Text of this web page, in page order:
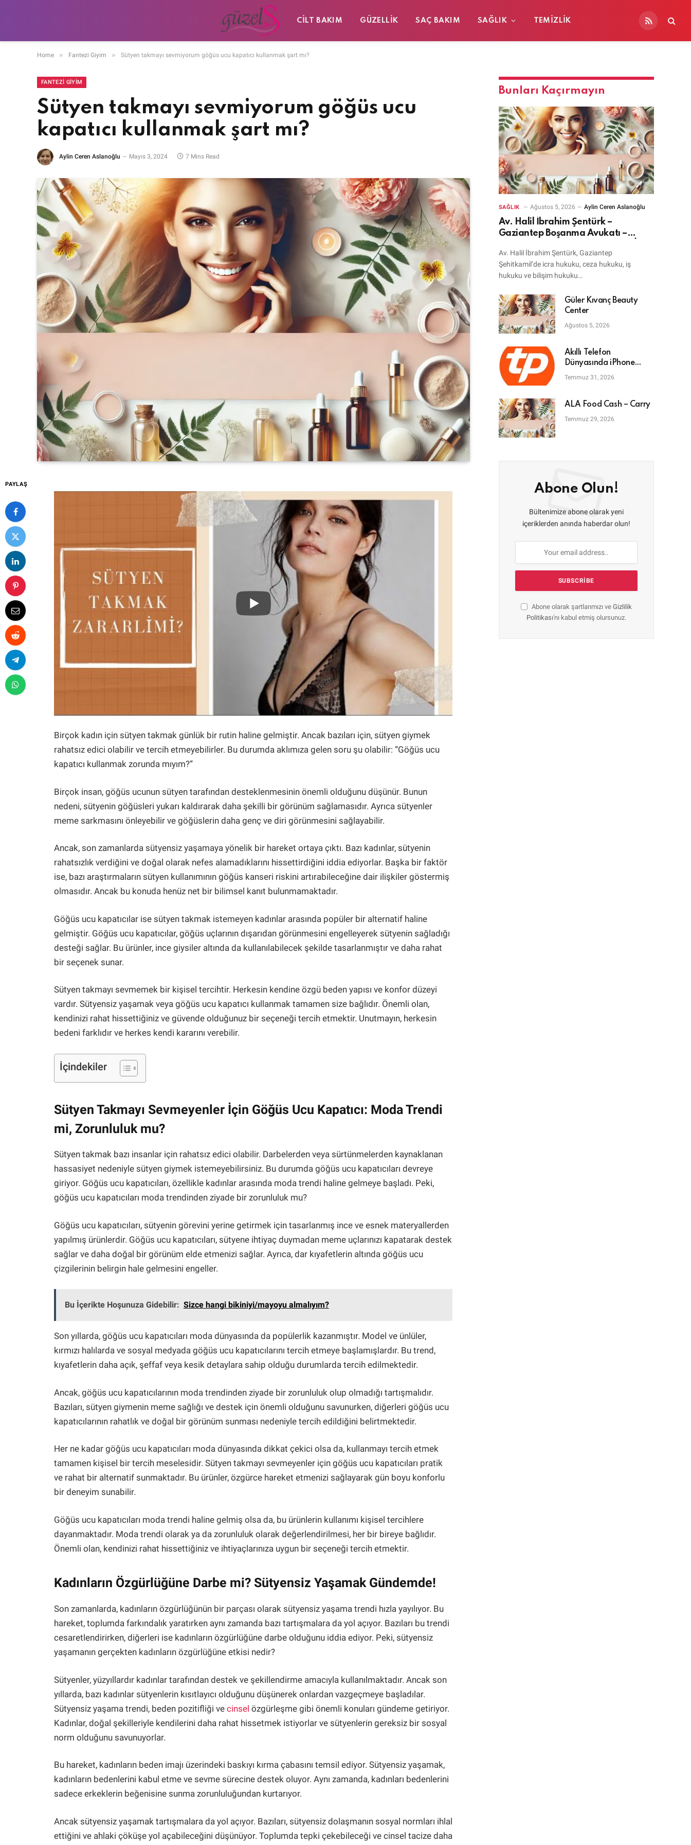
CILT BAKIM GÜZELLIK SAÇ BAKIM SAĞLIK TEMIZLIK
RSS
Home » Fantezi Giyim » Sütyen takmayı sevmiyorum göğüs ucu kapatıcı kullanmak şart mı?
FANTEZI GIYIM
Sütyen takmayı sevmiyorum göğüs ucu
kapatıcı kullanmak şart mı?
Aylin Ceren Aslanoğlu Mayıs 3, 2024 7 Mins Read
PAYLAŞ
Birçok kadın için sütyen takmak günlük bir rutin haline gelmiştir. Ancak bazıları için, sütyen giymek
rahatsız edici olabilir ve tercih etmeyebilirler. Bu durumda aklımıza gelen soru şu olabilir: “Göğüs ucu
kapatıcı kullanmak zorunda mıyım?”
Birçok insan, göğüs ucunun sütyen tarafından desteklenmesinin önemli olduğunu düşünür. Bunun
nedeni, sütyenin göğüsleri yukarı kaldırarak daha şekilli bir görünüm sağlamasıdır. Ayrıca sütyenler
meme sarkmasını önleyebilir ve göğüslerin daha genç ve diri görünmesini sağlayabilir.
Ancak, son zamanlarda sütyensiz yaşamaya yönelik bir hareket ortaya çıktı. Bazı kadınlar, sütyenin
rahatsızlık verdiğini ve doğal olarak nefes alamadıklarını hissettirdiğini iddia ediyorlar. Başka bir faktör
ise, bazı araştırmaların sütyen kullanımının göğüs kanseri riskini artırabileceğine dair ilişkiler göstermiş
olmasıdır. Ancak bu konuda henüz net bir bilimsel kanıt bulunmamaktadır.
Göğüs ucu kapatıcılar ise sütyen takmak istemeyen kadınlar arasında popüler bir alternatif haline
gelmiştir. Göğüs ucu kapatıcılar, göğüs uçlarının dışarıdan görünmesini engelleyerek sütyenin sağladığı
desteği sağlar. Bu ürünler, ince giysiler altında da kullanılabilecek şekilde tasarlanmıştır ve daha rahat
bir seçenek sunar.
Sütyen takmayı sevmemek bir kişisel tercihtir. Herkesin kendine özgü beden yapısı ve konfor düzeyi
vardır. Sütyensiz yaşamak veya göğüs ucu kapatıcı kullanmak tamamen size bağlıdır. Önemli olan,
kendinizi rahat hissettiğiniz ve güvende olduğunuz bir seçeneği tercih etmektir. Unutmayın, herkesin
bedeni farklıdır ve herkes kendi kararını verebilir.
İçindekiler
Sütyen Takmayı Sevmeyenler İçin Göğüs Ucu Kapatıcı: Moda Trendi
mi, Zorunluluk mu?
Sütyen takmak bazı insanlar için rahatsız edici olabilir. Darbelerden veya sürtünmelerden kaynaklanan
hassasiyet nedeniyle sütyen giymek istemeyebilirsiniz. Bu durumda göğüs ucu kapatıcıları devreye
giriyor. Göğüs ucu kapatıcıları, özellikle kadınlar arasında moda trendi haline gelmeye başladı. Peki,
göğüs ucu kapatıcıları moda trendinden ziyade bir zorunluluk mu?
Göğüs ucu kapatıcıları, sütyenin görevini yerine getirmek için tasarlanmış ince ve esnek materyallerden
yapılmış ürünlerdir. Göğüs ucu kapatıcıları, sütyene ihtiyaç duymadan meme uçlarınızı kapatarak destek
sağlar ve daha doğal bir görünüm elde etmenizi sağlar. Ayrıca, dar kıyafetlerin altında göğüs ucu
çizgilerinin belirgin hale gelmesini engeller.
Bu İçerikte Hoşunuza Gidebilir: Sizce hangi bikiniyi/mayoyu almalıyım?
Son yıllarda, göğüs ucu kapatıcıları moda dünyasında da popülerlik kazanmıştır. Model ve ünlüler,
kırmızı halılarda ve sosyal medyada göğüs ucu kapatıcılarını tercih etmeye başlamışlardır. Bu trend,
kıyafetlerin daha açık, şeffaf veya kesik detaylara sahip olduğu durumlarda tercih edilmektedir.
Ancak, göğüs ucu kapatıcılarının moda trendinden ziyade bir zorunluluk olup olmadığı tartışmalıdır.
Bazıları, sütyen giymenin meme sağlığı ve destek için önemli olduğunu savunurken, diğerleri göğüs ucu
kapatıcılarının rahatlık ve doğal bir görünüm sunması nedeniyle tercih edildiğini belirtmektedir.
Her ne kadar göğüs ucu kapatıcıları moda dünyasında dikkat çekici olsa da, kullanmayı tercih etmek
tamamen kişisel bir tercih meselesidir. Sütyen takmayı sevmeyenler için göğüs ucu kapatıcıları pratik
ve rahat bir alternatif sunmaktadır. Bu ürünler, özgürce hareket etmenizi sağlayarak gün boyu konforlu
bir deneyim sunabilir.
Göğüs ucu kapatıcıları moda trendi haline gelmiş olsa da, bu ürünlerin kullanımı kişisel tercihlere
dayanmaktadır. Moda trendi olarak ya da zorunluluk olarak değerlendirilmesi, her bir bireye bağlıdır.
Önemli olan, kendinizi rahat hissettiğiniz ve ihtiyaçlarınıza uygun bir seçeneği tercih etmektir.
Kadınların Özgürlüğüne Darbe mi? Sütyensiz Yaşamak Gündemde!
Son zamanlarda, kadınların özgürlüğünün bir parçası olarak sütyensiz yaşama trendi hızla yayılıyor. Bu
hareket, toplumda farkındalık yaratırken aynı zamanda bazı tartışmalara da yol açıyor. Bazıları bu trendi
cesaretlendirirken, diğerleri ise kadınların özgürlüğüne darbe olduğunu iddia ediyor. Peki, sütyensiz
yaşamanın gerçekten kadınların özgürlüğüne etkisi nedir?
Sütyenler, yüzyıllardır kadınlar tarafından destek ve şekillendirme amacıyla kullanılmaktadır. Ancak son
yıllarda, bazı kadınlar sütyenlerin kısıtlayıcı olduğunu düşünerek onlardan vazgeçmeye başladılar.
Sütyensiz yaşama trendi, beden pozitifliği vecinsel özgürleşme gibi önemli konuları gündeme getiriyor.
Kadınlar, doğal şekilleriyle kendilerini daha rahat hissetmek istiyorlar ve sütyenlerin gereksiz bir sosyal
norm olduğunu savunuyorlar.
Bu hareket, kadınların beden imajı üzerindeki baskıyı kırma çabasını temsil ediyor. Sütyensiz yaşamak,
kadınların bedenlerini kabul etme ve sevme sürecine destek oluyor. Aynı zamanda, kadınları bedenlerini
sadece erkeklerin beğenisine sunma zorunluluğundan kurtarıyor.
Ancak sütyensiz yaşamak tartışmalara da yol açıyor. Bazıları, sütyensiz dolaşmanın sosyal normları ihlal
ettiğini ve ahlaki çöküşe yol açabileceğini düşünüyor. Toplumda tepki çekebileceği ve cinsel tacize daha
Bunları Kaçırmayın
SAĞLIK Ağustos 5, 2026 Aylin Ceren Aslanoğlu
Av. Halil İbrahim Şentürk –
Gaziantep Boşanma Avukatı –
Avukatı
Av. Halil İbrahim Şentürk, Gaziantep
Şehitkamil’de icra hukuku, ceza hukuku, iş
hukuku ve bilişim hukuku…
Güler Kıvanç Beauty
Center
Ağustos 5, 2026
Akıllı Telefon
Dünyasında iPhone
Tamiri: En Doğru Adres
Temmuz 31, 2026
ALA Food Cash – Carry
Temmuz 29, 2026
Abone Olun!
Bültenimize abone olarak yeni
içeriklerden anında haberdar olun!
Abone olarak şartlarımızı ve Gizlilik
Politikası'nı kabul etmiş olursunuz.